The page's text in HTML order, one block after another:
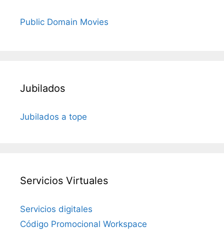
Public Domain Movies
Jubilados
Jubilados a tope
Servicios Virtuales
Servicios digitales
Código Promocional Workspace